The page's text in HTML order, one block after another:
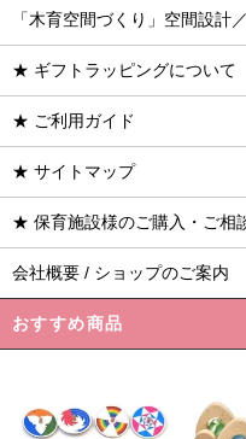
「木育空間づくり」空間設計
★ ギフトラッピングについて
★ ご利用ガイド
★ サイトマップ
★ 保育施設様のご購入・ご相
会社概要 / ショップのご案内
おすすめ商品